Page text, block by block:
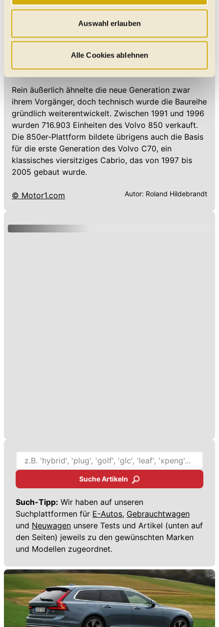
„Statistik“ und „Präferenzen“ möchten wir Ihren Website-
Besuch so komfortabel wie möglich gestalten - mit Klick
"Auswahl erlauben" können Sie selbst entscheiden,
welche Kategorien Sie zulassen möchten. Es werden nur
Daten verarbeitet, für die Sie uns Ihr Einverständnis
geben. Bitte beachten Sie, dass durch eine
Einschränkung womöglich nicht mehr alle
Funktionalitäten der Website zur Verfügung stehen. Sie
können die Einstellungen jederzeit in unserer
Datenschutzerklärunganpassen.
Auswahl erlauben
Alle Cookies ablehnen
Suche Artikeln
Such-Tipp: Wir haben auf unseren
Suchplattformen für E-Autos, Gebrauchtwagen
und Neuwagen unsere Tests und Artikel (unten auf
den Seiten) jeweils zu den gewünschten Marken
und Modellen zugeordnet.
Am Ende des Jahres 1996 wurde die Produktion des
Volvo 850 eingestellt. Die Baureihe wurde
startete das Nachfolgemodell mit der neuen Volvo
Nomenklatur als Volvo S70 (Limousine) und Volvo
V70 (Kombi).
Rein äußerlich ähnelte die neue Generation zwar
ihrem Vorgänger, doch technisch wurde die Baureihe
gründlich weiterentwickelt. Zwischen 1991 und 1996
wurden 716.903 Einheiten des Volvo 850 verkauft.
Die 850er-Plattform bildete übrigens auch die Basis
für die erste Generation des Volvo C70, ein
klassisches viersitziges Cabrio, das von 1997 bis
2005 gebaut wurde.
© Motor1.com Autor: Roland Hildebrandt